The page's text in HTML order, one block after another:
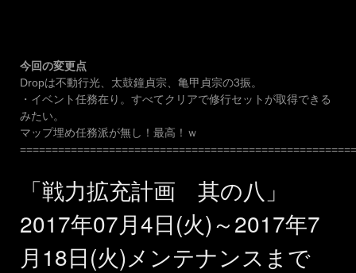
今回の変更点
Dropは不動行光、太鼓鐘貞宗、亀甲貞宗の3振。
・イベント任務在り。すべてクリアで修行セットが取得できる
みたい。
マップ埋め任務派が無し！最高！ｗ
「戦力拡充計画 其の八」
2017年07月4日(火)～2017年7
月18日(火)メンテナンスまで